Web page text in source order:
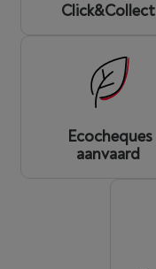
Click&Collect
Ecocheques
aanvaard